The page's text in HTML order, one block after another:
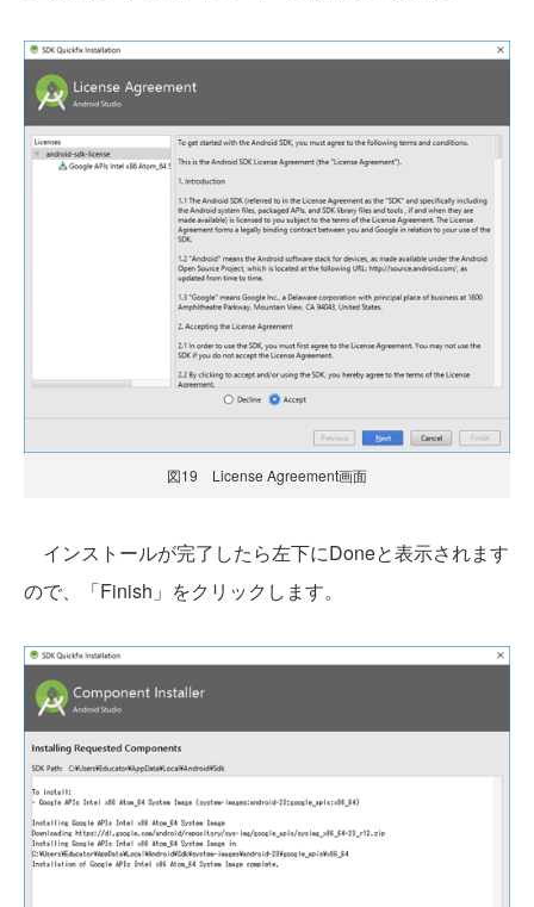
図19 License Agreement画面
インストールが完了したら左下にDoneと表示されます
ので、「Finish」をクリックします。